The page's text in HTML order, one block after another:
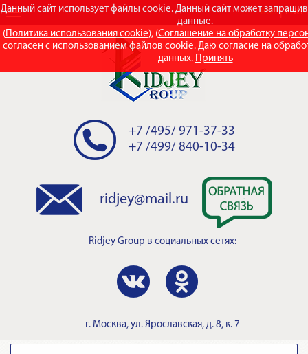
Данный сайт использует файлы cookie. Данный сайт может
данные.
(Политика использования cookie), (Соглашение на обработку
согласен с использованием файлов cookie. Даю согласие на
данных. Принять
RUS ENG
+7 /495/ 971-37-33
+7 /499/ 840-10-34
ridjey@mail.ru
Ridjey Group в социальных сетях:
г. Москва, ул. Ярославская, д. 8, к. 7